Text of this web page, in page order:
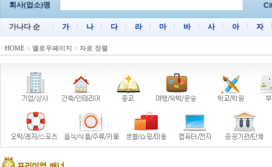
회사(업소)명
가나다 순 가 나 다 라 마 바 사 아 자
HOME > 옐로우페이지 > 자로 정렬